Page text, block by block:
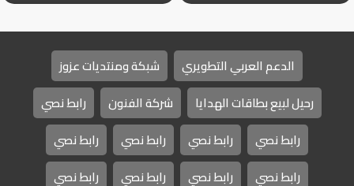
الدعم العربي التطويري
شبكة ومنتديات عزوز
رحيل لبيع بطاقات الهدايا
شركة الفنون
رابط نصي
رابط نصي
رابط نصي رابط نصي
رابط نصي
رابط نصي
رابط نصي رابط نصي رابط نصي